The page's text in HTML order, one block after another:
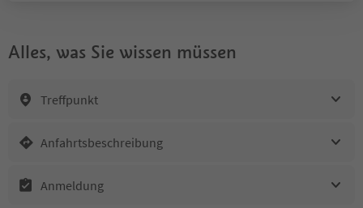
Alles, was Sie wissen müssen
Treffpunkt
Anfahrtsbeschreibung
Anmeldung